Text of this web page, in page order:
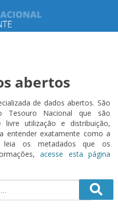
abertos
de dados abertos. São
Tesouro Nacional que são
utilização e distribuição,
entender exatamente como a
os metadados que os
acesse esta página